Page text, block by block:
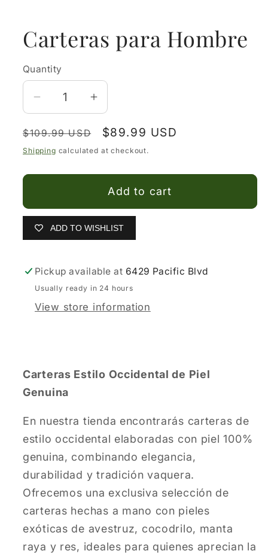
modal
Carteras para Hombre
Quantity
Decrease
quantity
for
Carteras
Increase
quantity
for
Carteras
Regular
price
$109.99 USD
Sale
price
$89.99 USD
Shipping calculated at checkout.
Add to cart
ADD TO WISHLIST
Pickup available at 6429 Pacific Blvd
Usually ready in 24 hours
View store information
Carteras Estilo Occidental de Piel
Genuina
En nuestra tienda encontrarás carteras de
estilo occidental elaboradas con piel 100%
genuina, combinando elegancia,
durabilidad y tradición vaquera.
Ofrecemos una exclusiva selección de
carteras hechas a mano con pieles
exóticas de avestruz, cocodrilo, manta
raya y res, ideales para quienes aprecian la